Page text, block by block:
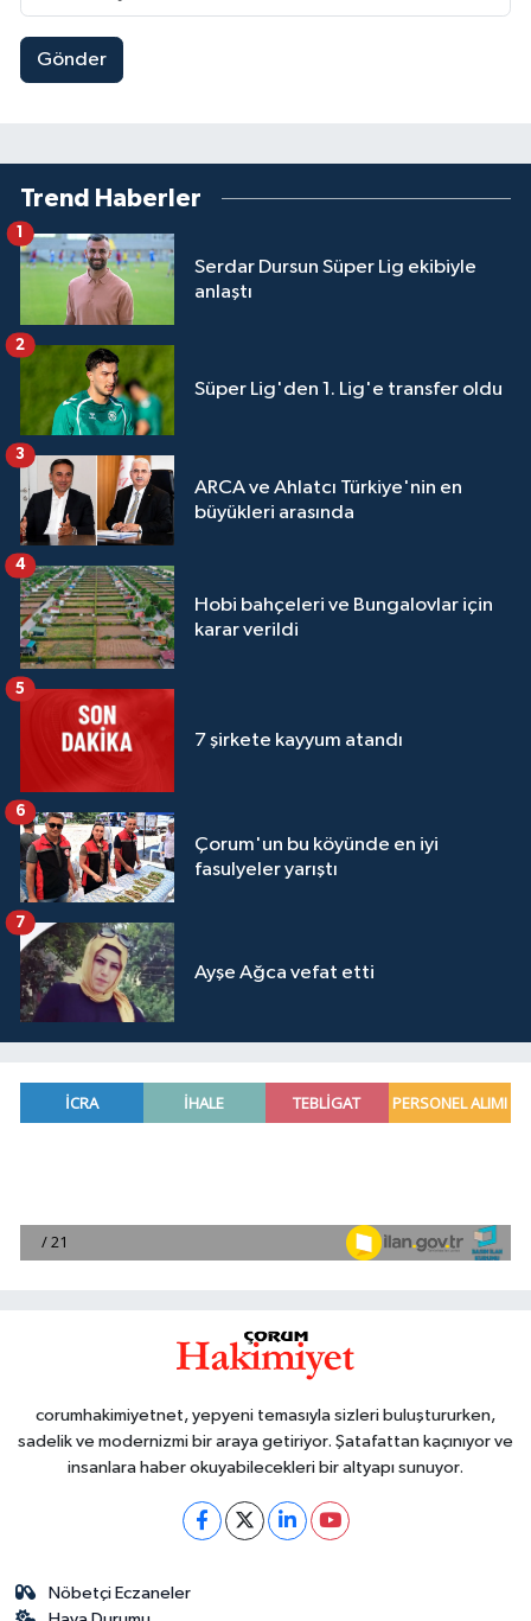
Gönder
Trend Haberler
Serdar Dursun Süper Lig ekibiyle
anlaştı
Süper Lig'den 1. Lig'e transfer oldu
2
ARCA ve Ahlatcı Türkiye'nin en
büyükleri arasında
3
Hobi bahçeleri ve Bungalovlar için
karar verildi
4
7 şirkete kayyum atandı
5
Çorum'un bu köyünde en iyi
fasulyeler yarıştı
6
Ayşe Ağca vefat etti
7
corumhakimiyetnet, yepyeni temasıyla sizleri buluştururken,
sadelik ve modernizmi bir araya getiriyor. Şatafattan kaçınıyor ve
insanlara haber okuyabilecekleri bir altyapı sunuyor.
Nöbetçi Eczaneler